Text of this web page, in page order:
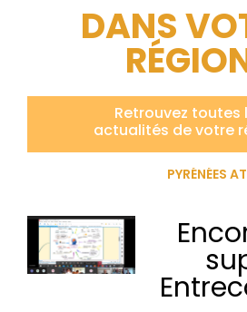
DANS
Retrouvez toutes
actualités de votre
PYRÉNÉES